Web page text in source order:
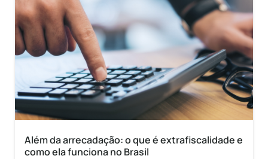
Além da arrecadação: o que é extrafiscalidade e
como ela funciona no Brasil